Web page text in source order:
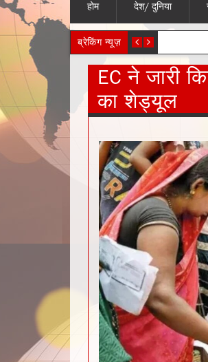
होम देश/ दुनिया
ब्रेकिंग न्यूज़
EC ने जारी
का शेड्यूल